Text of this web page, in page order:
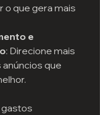
o que gera mais
e
: Direcione mais
que
gastos